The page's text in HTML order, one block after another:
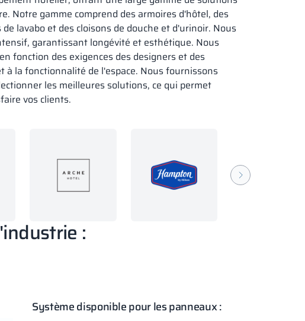
Notre gamme comprend des armoires d'hôtel, des
lavabo et des cloisons de douche et d'urinoir. Nous
garantissant longévité et esthétique. Nous
fonction des exigences des designers et des
à la fonctionnalité de l'espace. Nous fournissons
les meilleures solutions, ce qui permet
vos clients.
:
Système disponible pour les panneaux :